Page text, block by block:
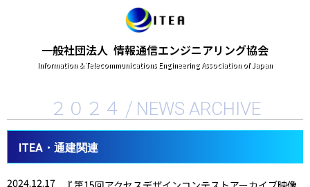
一般社団法人 情報通信エンジニアリング協会
Information & Telecommunications Engineering Association of Japan
２０２４ / NEWS ARCHIVE
ITEA・通建関連
2024.12.17